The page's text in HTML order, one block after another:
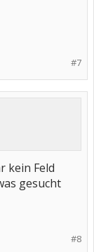
#7
kein Feld
gesucht
#8